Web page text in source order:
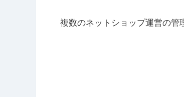
複数のネットショップ運営の管